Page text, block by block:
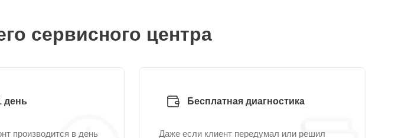
сервисного центра
день
производится в день
Бесплатная диагностика
Даже если клиент передумал или решил